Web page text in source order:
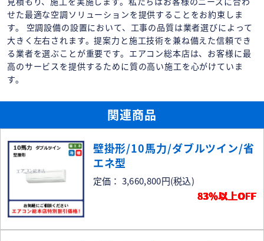
せた最適な空調ソリューションを提供することをお約束しま
す。 空調設備の設置において、工事の品質は業者選びによって
大きく左右されます。提案力と施工技術を兼ね備えた信頼でき
る業者を選ぶことが重要です。エアコン総本店は、お客様に最
高のサービスを提供するために質の高い施工を心がけていま
す。
関連商品
壁掛形/10馬力/ダブルツイン/省
エネ型
定価： 3,660,800円(税込)
83％以上OFF